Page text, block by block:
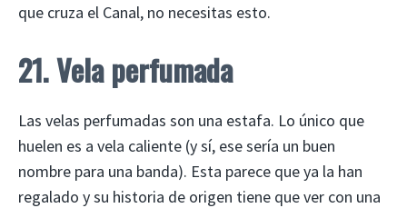
que cruza el Canal, no necesitas esto.
21. Vela perfumada
Las velas perfumadas son una estafa. Lo único que
huelen es a vela caliente (y sí, ese sería un buen
nombre para una banda). Esta parece que ya la han
regalado y su historia de origen tiene que ver con una